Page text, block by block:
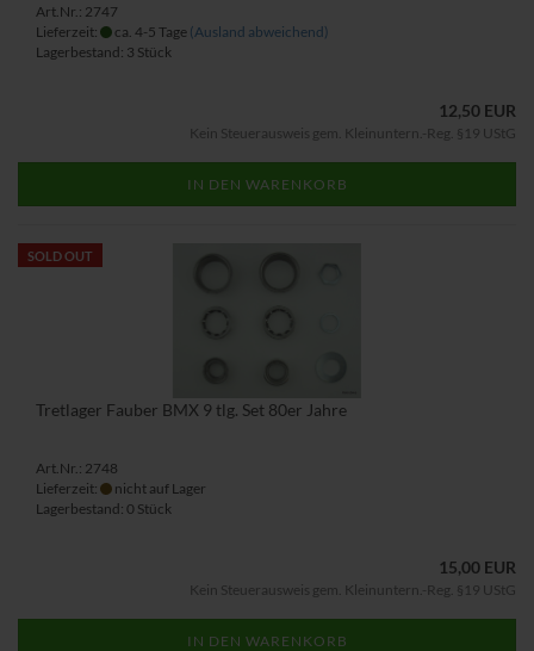
Art.Nr.: 2747
Lieferzeit:
ca. 4-5 Tage (Ausland abweichend)
Lagerbestand: 3 Stück
12,50 EUR
Kein Steuerausweis gem. Kleinuntern.-Reg. §19 UStG
IN DEN WARENKORB
SOLD OUT
Tretlager Fauber BMX 9 tlg. Set 80er Jahre
Art.Nr.: 2748
Lieferzeit:
nicht auf Lager
Lagerbestand: 0 Stück
15,00 EUR
Kein Steuerausweis gem. Kleinuntern.-Reg. §19 UStG
IN DEN WARENKORB